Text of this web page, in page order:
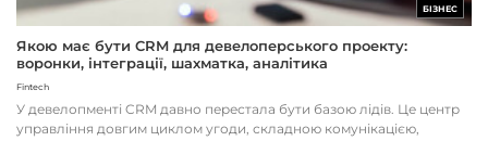
БІЗНЕС
Якою має бути CRM для девелоперського проекту:
воронки, інтеграції, шахматка, аналітика
Fintech
У девелопменті CRM давно перестала бути базою лідів. Це центр
управління довгим циклом угоди, складною комунікацією,